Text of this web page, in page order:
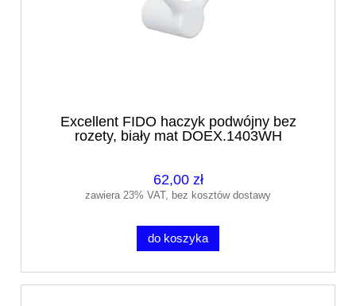
Excellent FIDO haczyk podwójny bez
rozety, biały mat DOEX.1403WH
62,00 zł
zawiera 23% VAT, bez kosztów dostawy
do koszyka